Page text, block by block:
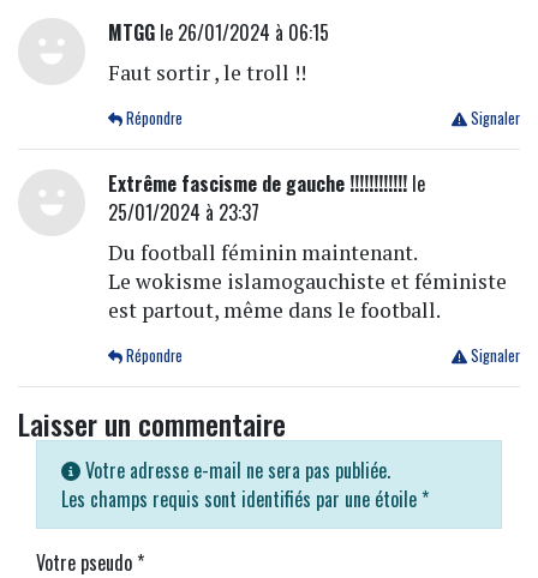
MTGGle 26/01/2024 à 06:15
Faut sortir , le troll !!
Signaler
Répondre
Extrême fascisme de gauche !!!!!!!!!!!!le
25/01/2024 à 23:37
Du football féminin maintenant.
Le wokisme islamogauchiste et féministe
est partout, même dans le football.
Signaler
Répondre
Laisser un commentaire
Votre adresse e-mail ne sera pas publiée.
Les champs requis sont identifiés par une étoile *
Votre pseudo*